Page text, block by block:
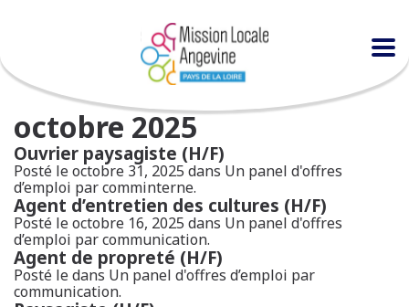
octobre 2025
Ouvrier paysagiste (H/F)
Posté le octobre 31, 2025 dans Un panel d'offres
d’emploi par comminterne.
Agent d’entretien des cultures (H/F)
Posté le octobre 16, 2025 dans Un panel d'offres
d’emploi par communication.
Agent de propreté (H/F)
Posté le dans Un panel d'offres d’emploi par
communication.